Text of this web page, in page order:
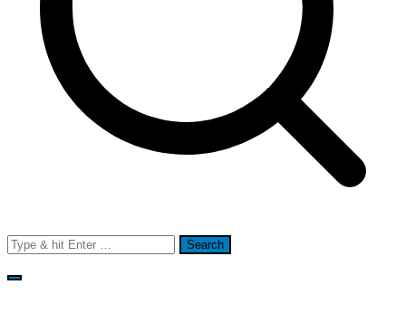
Search
for: